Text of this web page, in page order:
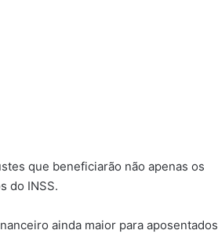
que beneficiarão não apenas os
do INSS.
ainda maior para aposentados